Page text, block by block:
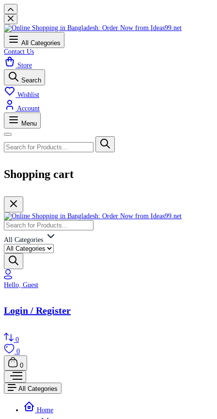
All Categories
Contact Us
Store
Search
Wishlist
Account
Menu
Shopping cart
All Categories
Hello, Guest
Login / Register
0
0
0
All Categories
Home